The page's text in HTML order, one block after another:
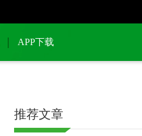
APP下载
推荐文章